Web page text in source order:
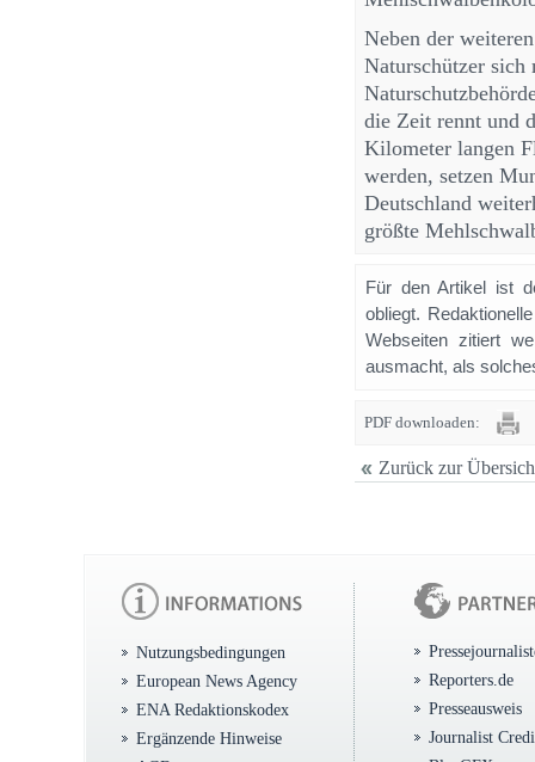
Neben der
Naturschützer sich
die Zeit rennt und
Kilometer langen
werden, setzen
Deutschland
größte
Für den Artikel ist
obliegt.
Webseiten zitiert
ausmacht, als
PDF downloaden:
Zurück zur
Nutzungsbedingungen
European News Agency
ENA Redaktionskodex
Ergänzende Hinweise
Reporters.de
Presseausweis
Journalist